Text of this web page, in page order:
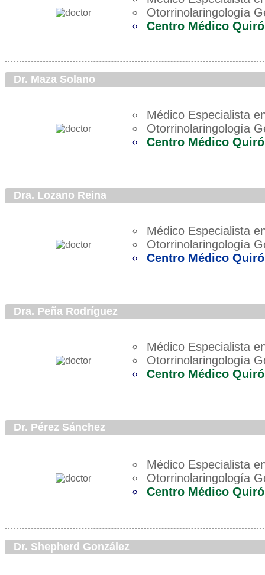
Otorrinolaringología
Centro Médico
Dr. Maza Solano
Médico Especialista
Otorrinolaringología
Centro Médico
Dra. Lozano Reina
Médico Especialista
Otorrinolaringología
Centro Médico
Dra. Peña Rodríguez
Médico Especialista
Otorrinolaringología
Centro Médico
Dr. Pérez Sánchez
Médico Especialista
Otorrinolaringología
Centro Médico
Dr. Shepherd González